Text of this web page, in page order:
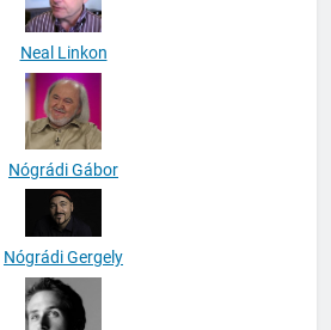
Neal Linkon
Nógrádi Gábor
Nógrádi Gergely